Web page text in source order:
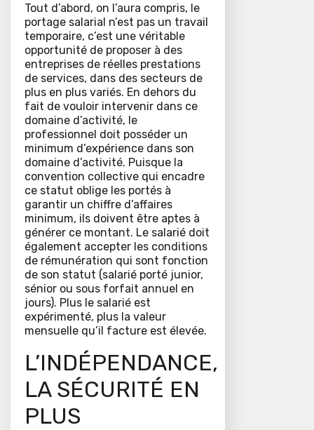
Tout d’abord, on l’aura compris, le
portage salarial n’est pas un travail
temporaire, c’est une véritable
opportunité de proposer à des
entreprises de réelles prestations
de services, dans des secteurs de
plus en plus variés. En dehors du
fait de vouloir intervenir dans ce
domaine d’activité, le
professionnel doit posséder un
minimum d’expérience dans son
domaine d’activité. Puisque la
convention collective qui encadre
ce statut oblige les portés à
garantir un chiffre d’affaires
minimum, ils doivent être aptes à
générer ce montant. Le salarié doit
également accepter les conditions
de rémunération qui sont fonction
de son statut (salarié porté junior,
sénior ou sous forfait annuel en
jours). Plus le salarié est
expérimenté, plus la valeur
mensuelle qu’il facture est élevée.
L’INDÉPENDANCE,
LA SÉCURITÉ EN
PLUS